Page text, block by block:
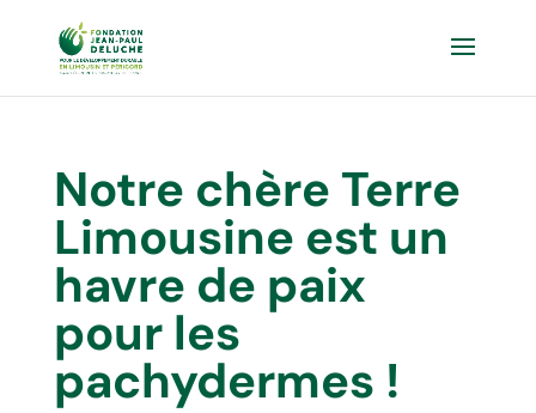
Notre chère Terre
Limousine est un
havre de paix
pour les
pachydermes !